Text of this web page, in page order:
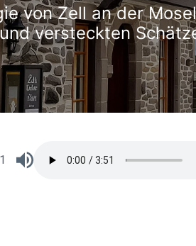
von Zell an der
versteckten